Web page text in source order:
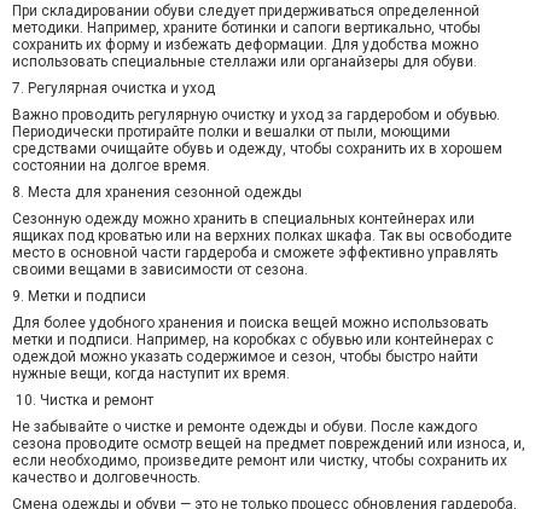
При складировании обуви следует придерживаться определенной
методики. Например, храните ботинки и сапоги вертикально, чтобы
сохранить их форму и избежать деформации. Для удобства можно
использовать специальные стеллажи или органайзеры для обуви.
7. Регулярная очистка и уход
Важно проводить регулярную очистку и уход за гардеробом и обувью.
Периодически протирайте полки и вешалки от пыли, моющими
средствами очищайте обувь и одежду, чтобы сохранить их в хорошем
состоянии на долгое время.
8. Места для хранения сезонной одежды
Сезонную одежду можно хранить в специальных контейнерах или
ящиках под кроватью или на верхних полках шкафа. Так вы освободите
место в основной части гардероба и сможете эффективно управлять
своими вещами в зависимости от сезона.
9. Метки и подписи
Для более удобного хранения и поиска вещей можно использовать
метки и подписи. Например, на коробках с обувью или контейнерах с
одеждой можно указать содержимое и сезон, чтобы быстро найти
нужные вещи, когда наступит их время.
10. Чистка и ремонт
Не забывайте о чистке и ремонте одежды и обуви. После каждого
сезона проводите осмотр вещей на предмет повреждений или износа, и,
если необходимо, произведите ремонт или чистку, чтобы сохранить их
качество и долговечность.
Смена одежды и обуви — это не только процесс обновления гардероба,